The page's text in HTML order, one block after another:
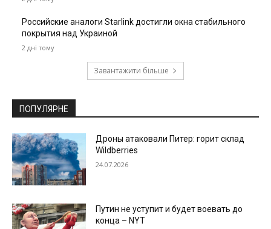
Российские аналоги Starlink достигли окна стабильного
покрытия над Украиной
2 дні тому
Завантажити більше
ПОПУЛЯРНЕ
Дроны атаковали Питер: горит склад
Wildberries
24.07.2026
Путин не уступит и будет воевать до
конца – NYT